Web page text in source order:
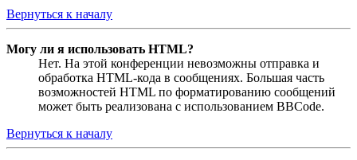
Вернуться к началу
Могу ли я использовать HTML?
Нет. На этой конференции невозможны отправка и
обработка HTML-кода в сообщениях. Большая часть
возможностей HTML по форматированию сообщений
может быть реализована с использованием BBCode.
Вернуться к началу